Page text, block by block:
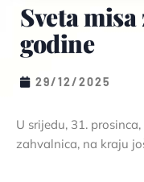
Sveta
godine
29/12/2025
U srijedu, 31.
zahvalnica, na kraju